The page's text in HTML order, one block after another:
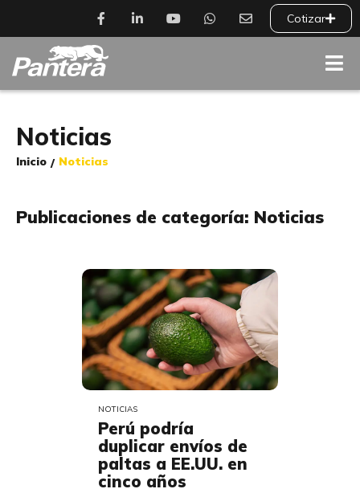
Cotizar
Noticias
Inicio / Noticias
Publicaciones de categoría: Noticias
NOTICIAS
Perú podría
duplicar envíos de
paltas a EE.UU. en
cinco años